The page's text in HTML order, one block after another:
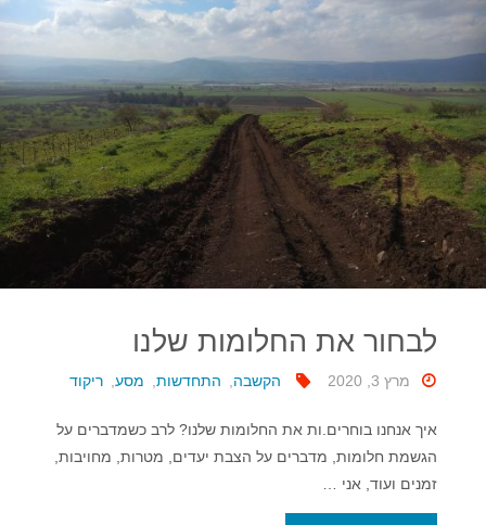
לבחור את החלומות שלנו
מרץ 3, 2020 הקשבה התחדשות מסע ריקוד
איך אנחנו בוחרים.ות את החלומות שלנו? לרב כשמדברים על
הגשמת חלומות, מדברים על הצבת יעדים, מטרות, מחויבות,
זמנים ועוד, אני …